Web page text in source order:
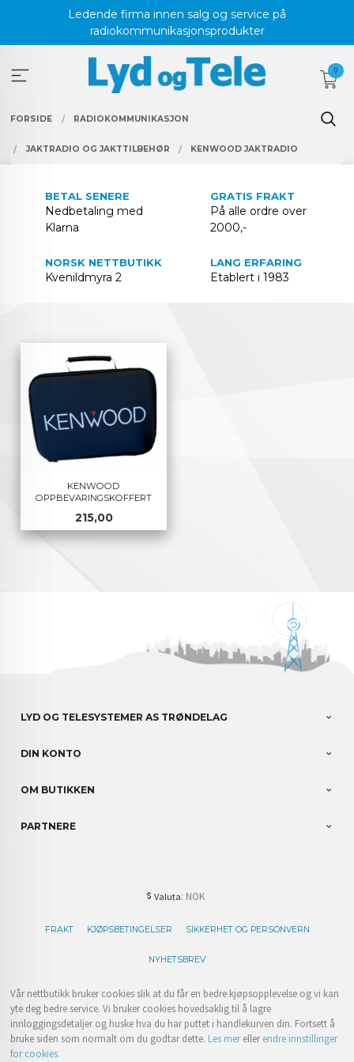
Ledende firma innen salg og service på
radiokommunikasjonsprodukter
0
FORSIDE RADIOKOMMUNIKASJON
JAKTRADIO OG JAKTTILBEHØR KENWOOD JAKTRADIO
BETAL SENERE
Nedbetaling med
Klarna
GRATIS FRAKT
På alle ordre over
2000,-
NORSK NETTBUTIKK
Kvenildmyra 2
LANG ERFARING
Etablert i 1983
KENWOOD
OPPBEVARINGSKOFFERT
Pris
215,00
LYD OG TELESYSTEMER AS TRØNDELAG
DIN KONTO
OM BUTIKKEN
PARTNERE
Valuta: NOK
FRAKT KJØPSBETINGELSER SIKKERHET OG PERSONVERN
NYHETSBREV
Vår nettbutikk bruker cookies slik at du får en bedre kjøpsopplevelse og vi kan
yte deg bedre service. Vi bruker cookies hovedsaklig til å lagre
innloggingsdetaljer og huske hva du har puttet i handlekurven din. Fortsett å
bruke siden som normalt om du godtar dette. Les merellerendre innstillinger
for cookies.